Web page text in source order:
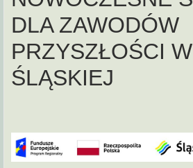
DLA ZAWODÓW
PRZYSZŁOŚCI
ŚLĄSKIEJ